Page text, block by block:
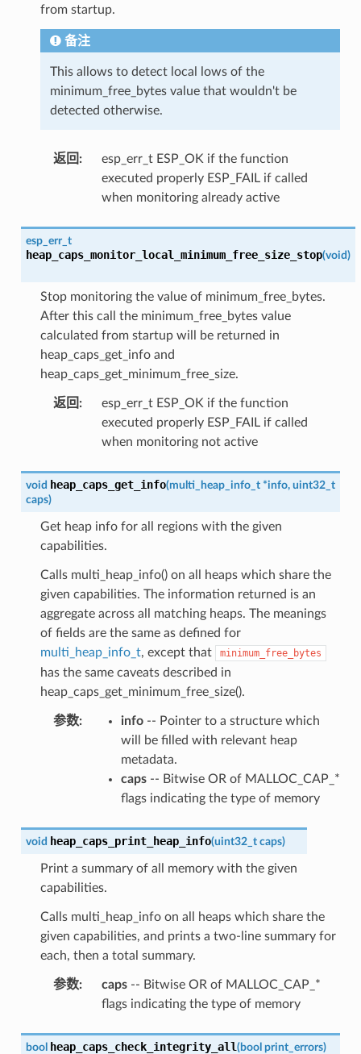
from startup.
备注
This allows to detect local lows of the
minimum_free_bytes value that wouldn't be
detected otherwise.
返回 :
esp_err_t ESP_OK if the function
executed properly ESP_FAIL if called
when monitoring already active
esp_err_t
heap_caps_monitor_local_minimum_free_size_stop(void)
Stop monitoring the value of minimum_free_bytes.
After this call the minimum_free_bytes value
calculated from startup will be returned in
heap_caps_get_info and
heap_caps_get_minimum_free_size.
返回 :
esp_err_t ESP_OK if the function
executed properly ESP_FAIL if called
when monitoring not active
void heap_caps_get_info(multi_heap_info_t *info, uint32_t
caps)
Get heap info for all regions with the given
capabilities.
Calls multi_heap_info() on all heaps which share the
given capabilities. The information returned is an
aggregate across all matching heaps. The meanings
of fields are the same as defined for
multi_heap_info_t, except that minimum_free_bytes
has the same caveats described in
heap_caps_get_minimum_free_size().
参数: info-- Pointer to a structure which
will be filled with relevant heap
metadata.
caps-- Bitwise OR of MALLOC_CAP_*
flags indicating the type of memory
void heap_caps_print_heap_info(uint32_t caps)
Print a summary of all memory with the given
capabilities.
Calls multi_heap_info on all heaps which share the
given capabilities, and prints a two-line summary for
each, then a total summary.
参数: caps-- Bitwise OR of MALLOC_CAP_*
flags indicating the type of memory
bool heap_caps_check_integrity_all(bool print_errors)